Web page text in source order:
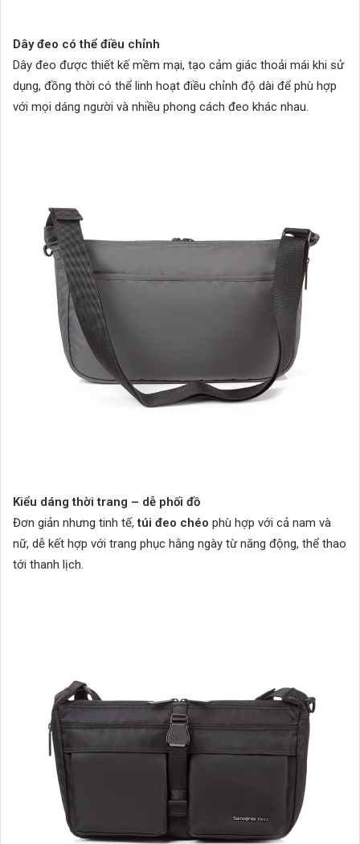
Dây đeo có thể điều chỉnh
Dây đeo được thiết kế mềm mại, tạo cảm giác thoải mái khi sử
dụng, đồng thời có thể linh hoạt điều chỉnh độ dài để phù hợp
với mọi dáng người và nhiều phong cách đeo khác nhau.
Kiểu dáng thời trang – dễ phối đồ
Đơn giản nhưng tinh tế,túi đeo chéo phù hợp với cả nam và
nữ, dễ kết hợp với trang phục hằng ngày từ năng động, thể thao
tới thanh lịch.